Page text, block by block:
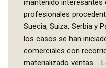
mantenido
profesionales
Suecia, Suiza, Serbia y
los casos se han
comerciales con
materializado ventas.…